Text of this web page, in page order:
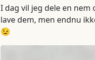
I dag vil jeg dele en
lave dem, men endnu
😉